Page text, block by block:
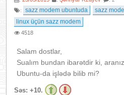
:
sazz modem ubuntuda
sazz
linux üçün sazz modem
4518
Salam dostlar,
Sualım bundan ibarətdir ki,
Ubuntu-da işlədə bilib mi?
Səs: +10.